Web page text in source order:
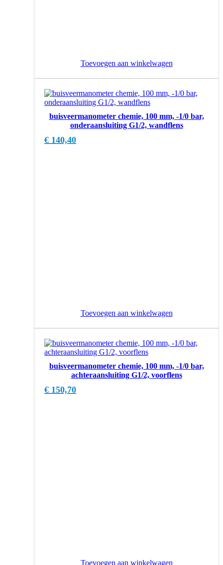
Toevoegen aan winkelwagen
buisveermanometer chemie, 100 mm, -1/0 bar,
onderaansluiting G1/2, wandflens
€ 140,40
Toevoegen aan winkelwagen
buisveermanometer chemie, 100 mm, -1/0 bar,
achteraansluiting G1/2, voorflens
€ 150,70
Toevoegen aan winkelwagen